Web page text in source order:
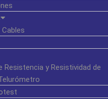
Resistencia y Resistividad de